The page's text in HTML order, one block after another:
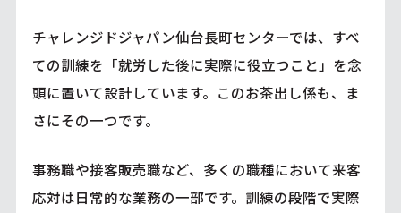
チャレンジドジャパン仙台長町センターでは、すべ
ての訓練を「就労した後に実際に役立つこと」を念
頭に置いて設計しています。このお茶出し係も、ま
さにその一つです。
事務職や接客販売職など、多くの職種において来客
応対は日常的な業務の一部です。訓練の段階で実際